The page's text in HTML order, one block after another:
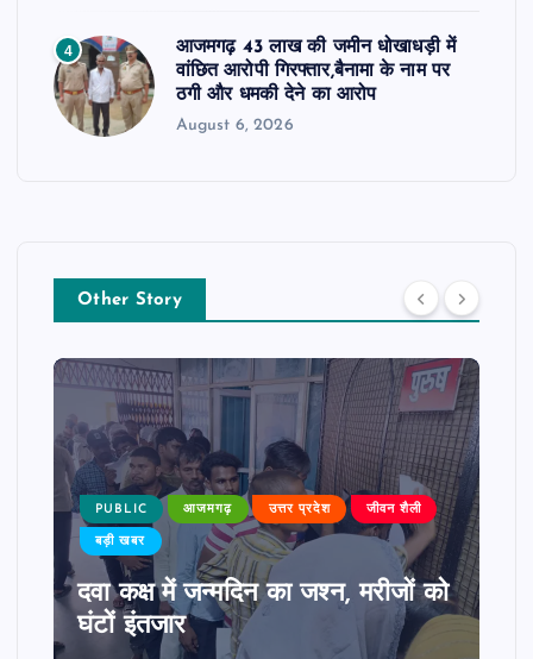
4
आजमगढ़ 43 लाख की जमीन धोखाधड़ी में
वांछित आरोपी गिरफ्तार,बैनामा के नाम पर
ठगी और धमकी देने का आरोप
August 6, 2026
Other Story
PUBLIC आजमगढ़ उत्तर प्रदेश जीवन शैली
बड़ी खबर
दवा कक्ष में जन्मदिन का जश्न, मरीजों को
घंटों इंतजार